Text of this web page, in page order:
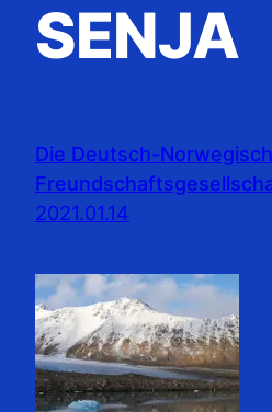
SENJA
Die Deutsch-
2021.01.14